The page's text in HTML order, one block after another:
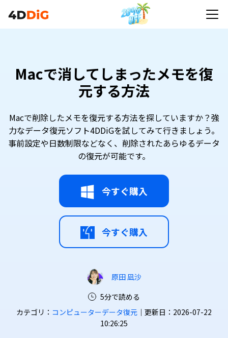
Macで消してしまったメモを復
元する方法
Macで削除したメモを復元する方法を探していますか？強
力なデータ復元ソフト4DDiGを試してみて行きましょう。
事前設定や日数制限などなく、削除されたあらゆるデータ
の復元が可能です。
今すぐ購入
今すぐ購入
原田 凪沙
5分で読める
カテゴリ： コンピューターデータ復元 ｜更新日：2026-07-22
10:26:25